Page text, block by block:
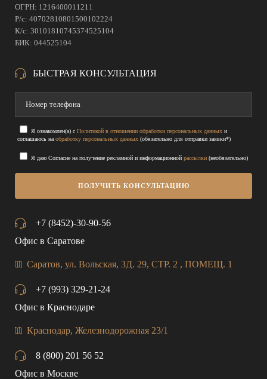
ОГРН: 1216400011211
Р/с: 40702810801500102224
К/с: 30101810745374525104
БИК: 044525104
БЫСТРАЯ КОНСУЛЬТАЦИЯ
Я ознакомлен(а) с Политикой в отношении обработки персональных данных и
соглашаюсь на обработку персональных данных (обязательно для отправки заявки*)
Я даю Согласие на получение рекламной и информационной рассылки (необязательно)
+7 (8452)-30-90-56
Офис в Саратове
Саратов, ул. Вольская, 3Д. 29, СТР. 2 , ПОМЕЩ. 1
+7 (993) 329-21-24
Офис в Краснодаре
Краснодар, Железнодорожная 23/1
8 (800) 201 56 52
Офис в Москве